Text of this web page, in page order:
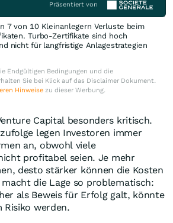
Präsentiert von
7 von 10 Kleinanlegern Verluste beim
Turbo-Zertifikate sind hoch
nicht für langfristige Anlagestrategien
Endgültigen Bedingungen und die
Sie bei Klick auf das Disclaimer Dokument.
Hinweise zu dieser Werbung.
Capital besonders kritisch.
legen Investoren immer
an, obwohl viele
profitabel seien. Je mehr
desto stärker können die Kosten
macht die Lage so problematisch:
als Beweis für Erfolg galt, könnte
werden.